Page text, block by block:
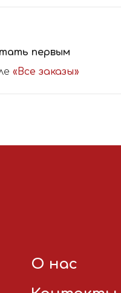
первым
«Все заказы»
О нас